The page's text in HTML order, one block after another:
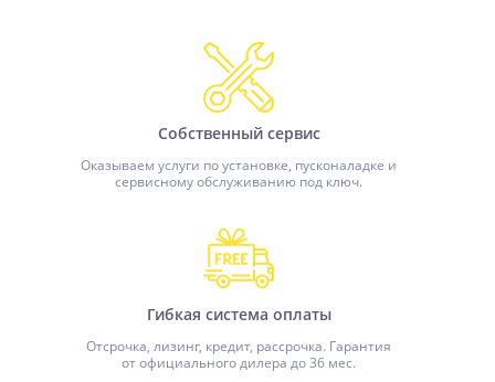
Собственный сервис
Оказываем услуги по установке, пусконаладке и
сервисному обслуживанию под ключ.
Гибкая система оплаты
Отсрочка, лизинг, кредит, рассрочка. Гарантия
от официального дилера до 36 мес.